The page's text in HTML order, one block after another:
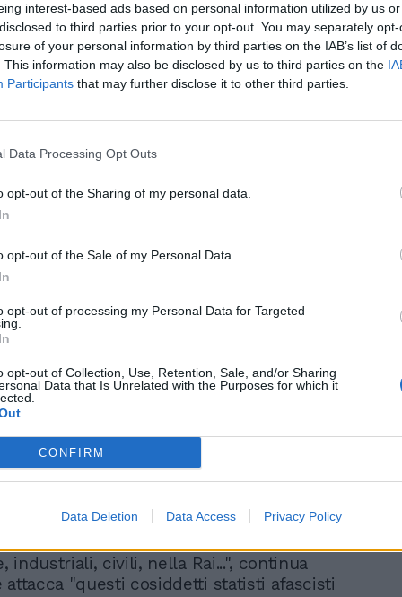
interest-based ads based on personal information utilized by us
to third parties prior to your opt-out. You may separately
of your personal information by third parties on the IAB’s list of
This information may also be disclosed by us to third parties on the
Participants that may further disclose it to other third parties.
Data Processing Opt Outs
opt-out of the Sharing of my personal data.
opt-out of the Sale of my Personal Data.
opt-out of processing my Personal Data for Targeted
opt-out of Collection, Use, Retention, Sale, and/or Sharing
Data that Is Unrelated with the Purposes for which it
CONFIRM
Data Deletion Data Access Privacy Policy
solito copione. L'assalto a Meloni è
Sul video della premier dedicato ai
di La7, per i messaggi elettorali, Santoro
"Non ha le capacità e le
la presidente del Consiglio". E ancora:
che attacca una rete tv è come uno che
Celestini vede il fascismo
sbotta: "Avete perso"
non può mancare nel campionario lo
del fascismo. "A me quello che
a fare del nostro Paese un grande
industriali, civili, nella Rai...", continua
attacca "questi cosiddetti statisti afascisti